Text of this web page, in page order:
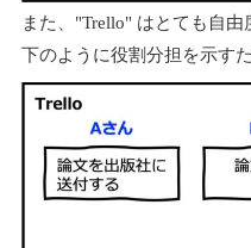
また、"Trello" はとても自
下のように役割分担を示す